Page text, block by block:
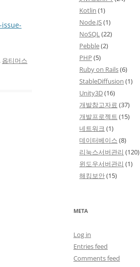
, 옵티머스
Kotlin (1)
Node.JS(1)
NoSQL(22)
Pebble(2)
PHP (5)
Ruby on Rails(6)
StableDiffusion (1)
Unity3D(16)
개발참고자료 (37)
개발프로젝트 (15)
네트워크 (1)
데이터베이스 (8)
리눅스서버관리 (120)
윈도우서버관리 (1)
해킹보안(15)
META
Log in
Entries feed
Comments feed